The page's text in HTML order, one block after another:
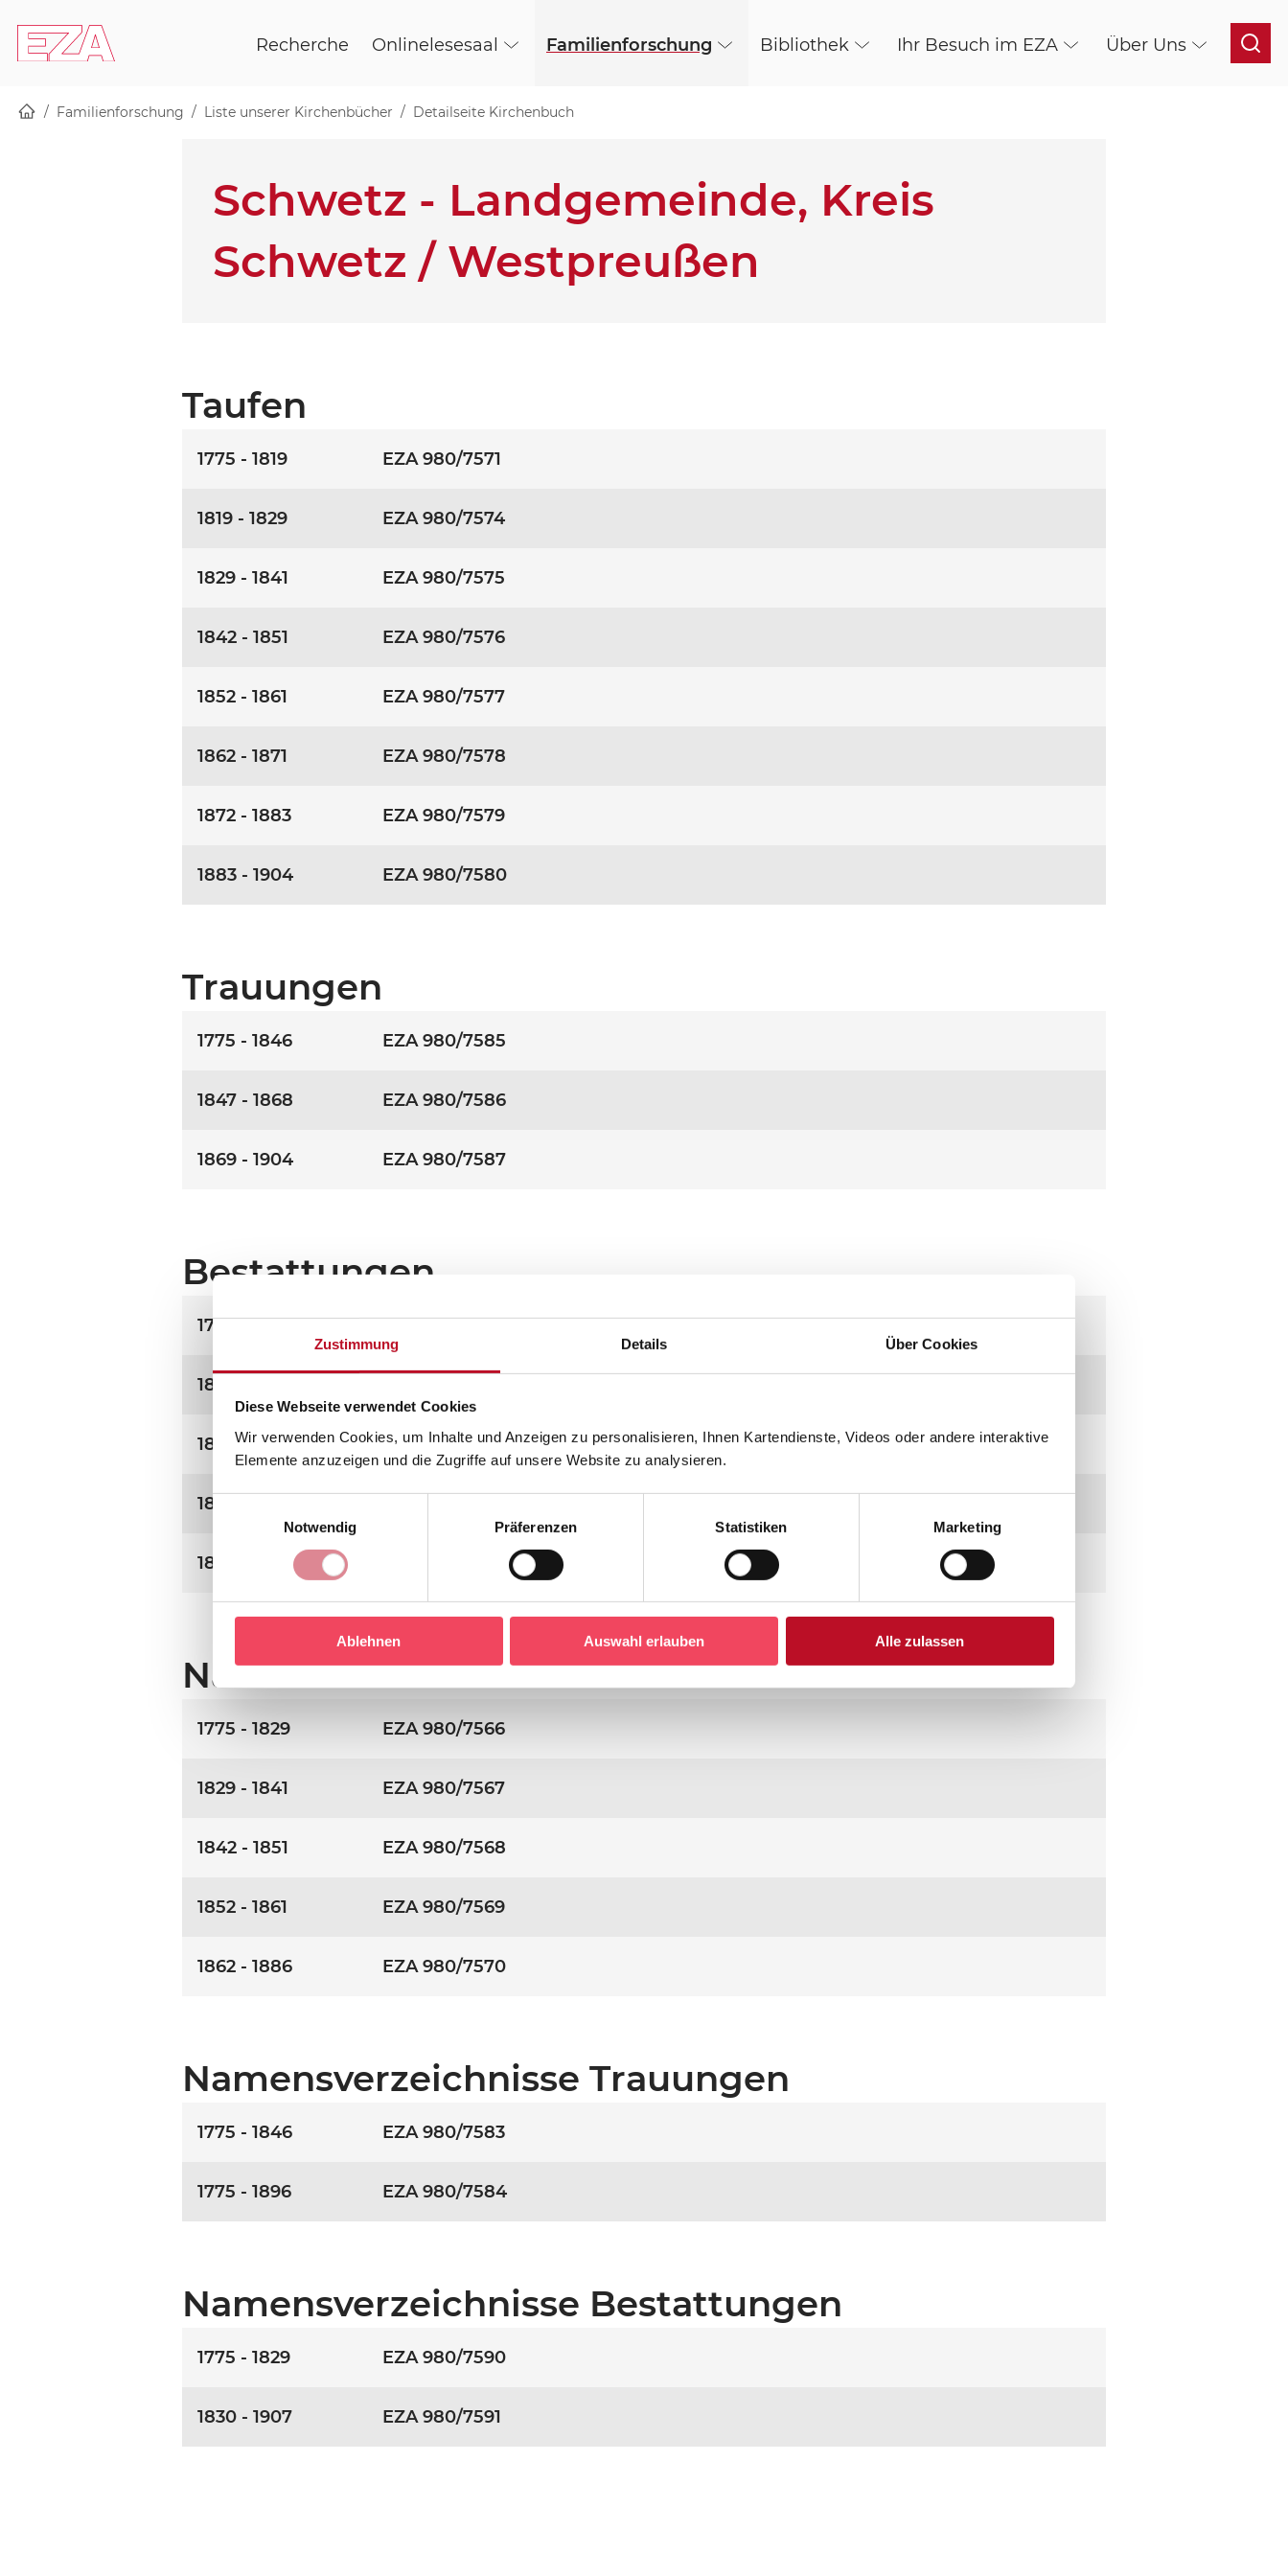
Zustimmung Details Über Cookies
Diese Webseite verwendet Cookies
Wir verwenden Cookies, um Inhalte und Anzeigen zu personalisieren, Ihnen Kartendienste, Videos oder andere interaktive
Elemente anzuzeigen und die Zugriffe auf unsere Website zu analysieren.
Einwilligungsauswahl
Notwendig
Präferenzen Statistiken Marketing
Ablehnen Auswahl erlauben Alle zulassen
Recherche
Onlinelesesaal Familienforschung Bibliothek Ihr Besuch im EZA Über Uns
Familienforschung Liste unserer Kirchenbücher Detailseite Kirchenbuch
Schwetz - Landgemeinde, Kreis
Schwetz / Westpreußen
Taufen
1775 - 1819 EZA 980/7571
1819 - 1829 EZA 980/7574
1829 - 1841 EZA 980/7575
1842 - 1851 EZA 980/7576
1852 - 1861 EZA 980/7577
1862 - 1871 EZA 980/7578
1872 - 1883 EZA 980/7579
1883 - 1904 EZA 980/7580
Trauungen
1775 - 1846 EZA 980/7585
1847 - 1868 EZA 980/7586
1869 - 1904 EZA 980/7587
Bestattungen
1775 - 1829 EZA 980/7592
1830 - 1843
1844 - 1859 EZA 980/7596
1860 - 1883
1884 - 1930
Namensverzeichnisse Taufen
1775 - 1829 EZA 980/7566
1829 - 1841 EZA 980/7567
1842 - 1851 EZA 980/7568
1852 - 1861 EZA 980/7569
1862 - 1886 EZA 980/7570
Namensverzeichnisse Trauungen
1775 - 1846 EZA 980/7583
1775 - 1896 EZA 980/7584
Namensverzeichnisse Bestattungen
1775 - 1829 EZA 980/7590
1830 - 1907 EZA 980/7591